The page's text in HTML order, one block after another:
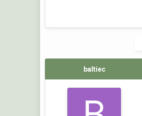
baltiec